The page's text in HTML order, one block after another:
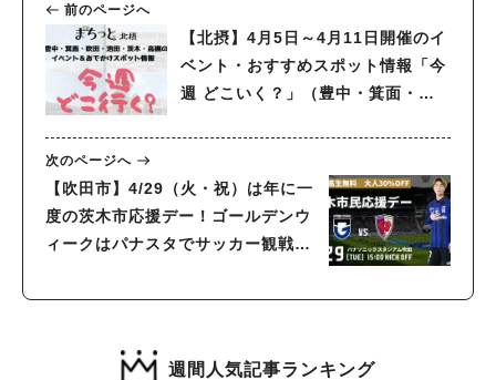
前のページへ
【北摂】4月5日～4月11日開催のイ
ベント・おすすめスポット情報「今
週 どこいく？」（豊中・箕面・吹
次のページへ
【吹田市】4/29（火・祝）は年に一
度の茨木市応援デー！ゴールデンウ
ィークはパナスタでサッカー観戦を
週間人気記事ランキング